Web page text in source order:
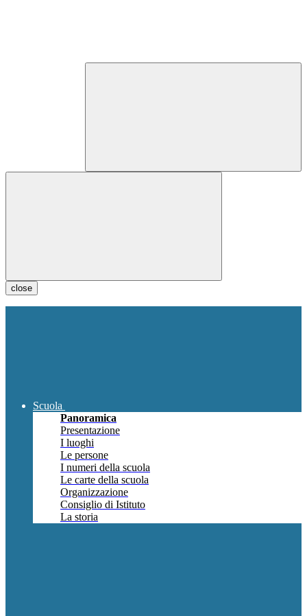
close
Scuola
Panoramica
Presentazione
I luoghi
Le persone
I numeri della scuola
Le carte della scuola
Organizzazione
Consiglio di Istituto
La storia